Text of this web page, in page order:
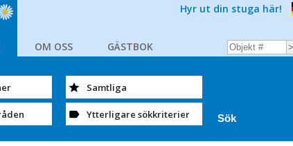
OM OSS GÄSTBOK
Hyr ut din stuga här!
Samtliga
Ytterligare sökkriterier